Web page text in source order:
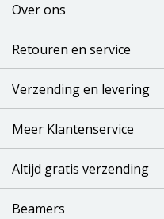
Over ons
Retouren en service
Verzending en levering
Meer Klantenservice
Altijd gratis verzending
Beamers